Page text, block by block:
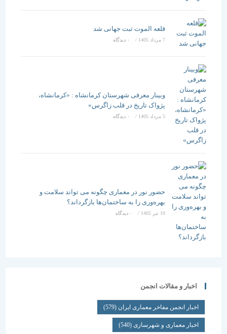
قلعه الموت ثبت جهانی شد
/ ۰ دیدگاه
وبینار معرفی شهرستان کرمانشاه : «کرمانشاه،
پژواک تاریخ در قلب زاگرس»
5 مرداد 1405 / ۰ دیدگاه
حضور نور در معماری چگونه می تواند سلامت و
بهره‌وری را به ساختمان‌ها بازگرداند؟
/ ۰ دیدگاه
اخبار و مقالات انجمن
اخبار انجمن مفاخر معماری ایران (579)
اخبار معماری و شهرسازی(540)